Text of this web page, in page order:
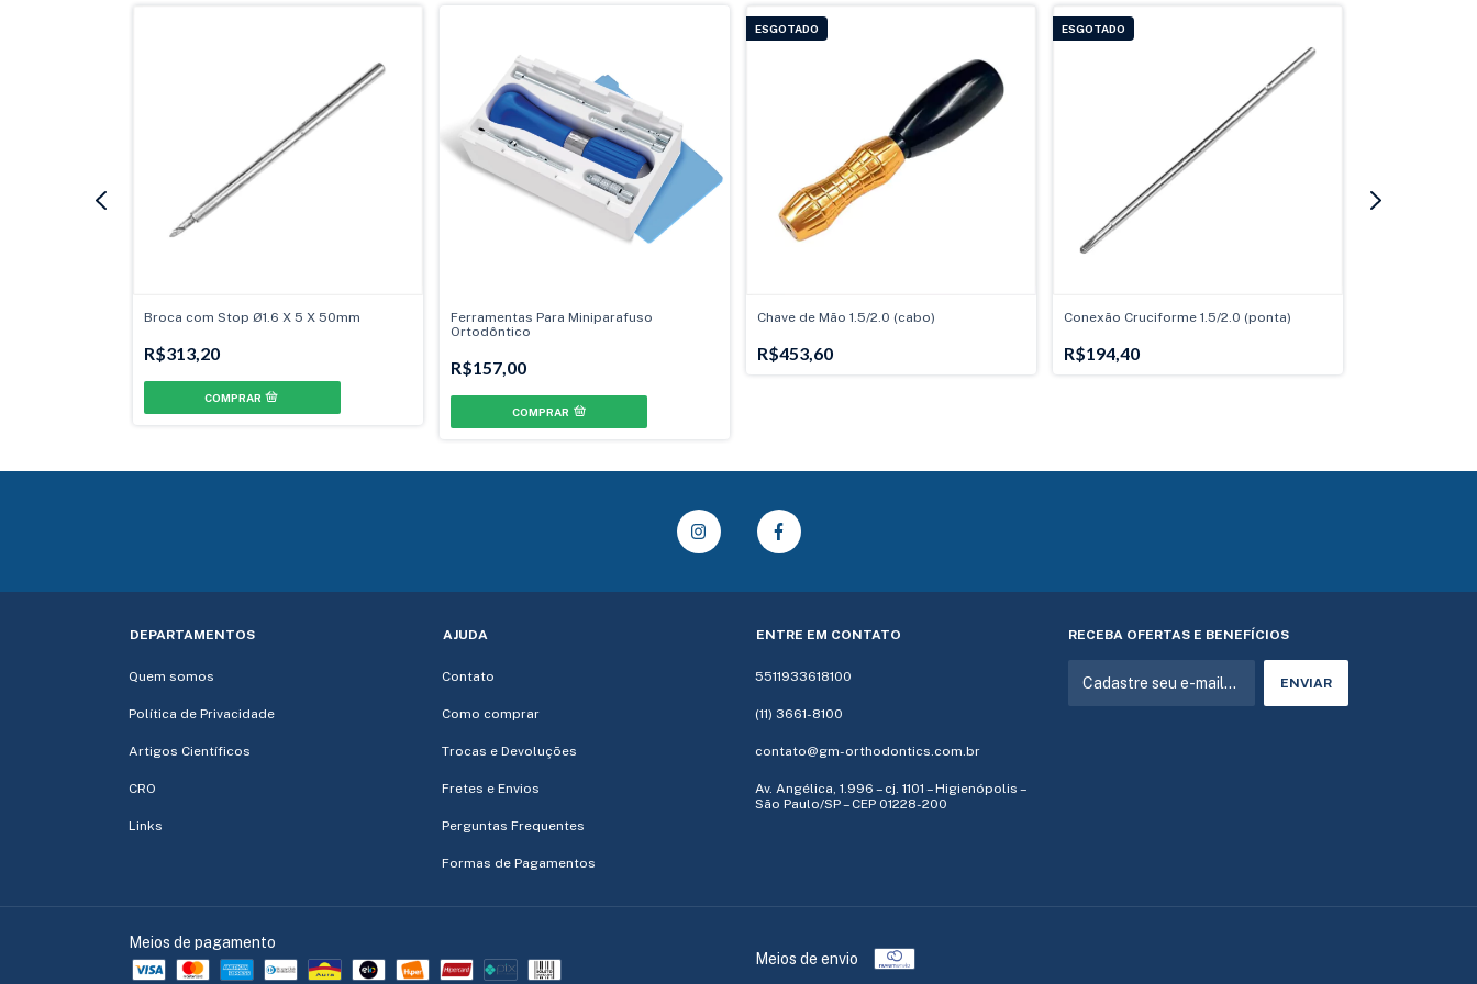
Broca com Stop Ø1.6 X 5 X 50mm
R$313,20
Ferramentas Para Miniparafuso
Ortodôntico
R$157,00
COMPRAR
ESGOTADO
Chave de Mão 1.5/2.0 (cabo)
R$453,60
ESGOTADO
Conexão Cruciforme 1.5/2.0 (ponta)
R$194,40
DEPARTAMENTOS
Quem somos
Política de Privacidade
Artigos Científicos
CRO
Links
AJUDA
Contato
Como comprar
Trocas e Devoluções
Fretes e Envios
Perguntas Frequentes
Formas de Pagamentos
ENTRE EM CONTATO
5511933618100
(11) 3661-8100
contato@gm-orthodontics.com.br
Av. Angélica, 1.996 – cj. 1101 – Higienópolis –
São Paulo/SP – CEP 01228-200
RECEBA OFERTAS E BENEFÍCIOS
Meios de pagamento
Meios de envio